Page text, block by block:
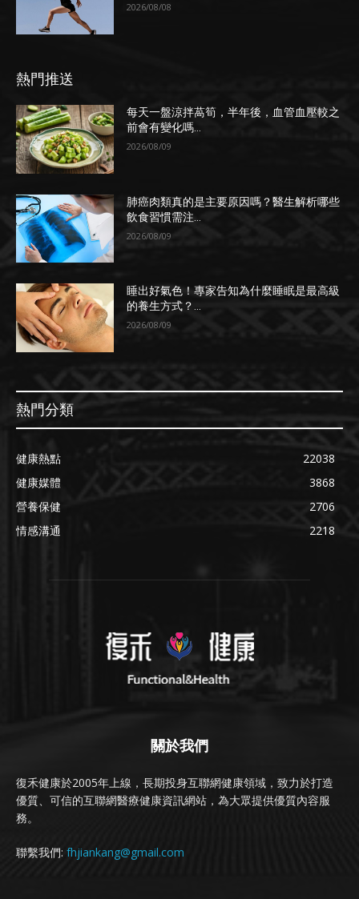
2026/08/08
熱門推送
每天一盤涼拌萵筍，半年後，血管血壓較之
前會有變化嗎...
2026/08/09
肺癌肉類真的是主要原因嗎？醫生解析哪些
飲食習慣需注...
2026/08/09
睡出好氣色！專家告知為什麼睡眠是最高級
的養生方式？...
2026/08/09
熱門分類
健康熱點
22038
健康媒體
3868
營養保健
2706
情感溝通
2218
關於我們
復禾健康於2005年上線，長期投身互聯網健康領域，致力於打造
優質、可信的互聯網醫療健康資訊網站，為大眾提供優質內容服
務。
聯繫我們: fhjiankang@gmail.com